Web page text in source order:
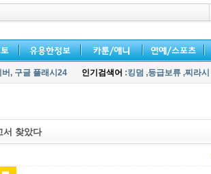
버, 구글 플래시24 인기검색어 :킹덤 ,등급보류 ,찌라시
서 찾았다